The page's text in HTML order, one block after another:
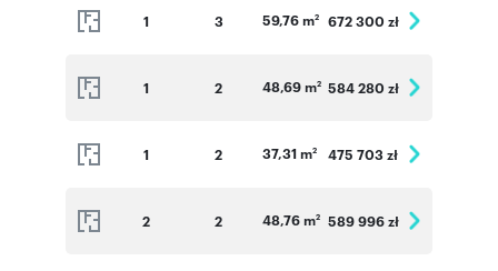
1 3 59,76 m2 672 300 zł
1 2 48,69 m2 584 280 zł
1 2 37,31 m2 475 703 zł
2 2 48,76 m2 589 996 zł